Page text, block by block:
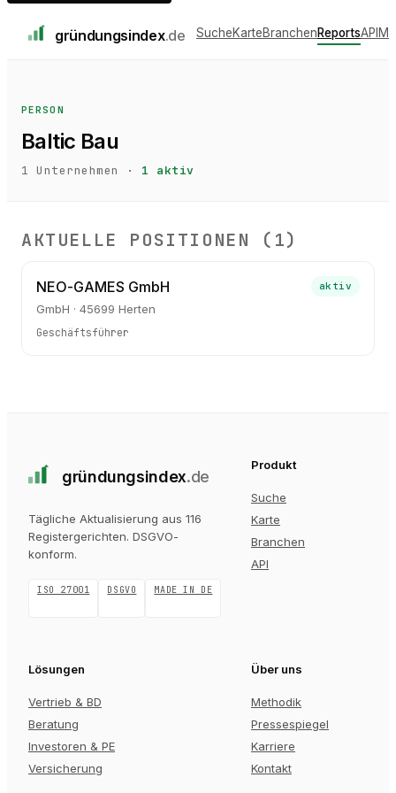
gründungsindex.de SucheKarteBranchenReportsAPI
PERSON
Baltic Bau
1 Unternehmen · 1 aktiv
AKTUELLE POSITIONEN ( 1)
NEO-GAMES GmbH
GmbH · 45699 Herten
aktiv
Geschäftsführer
gründungsindex.de
Tägliche Aktualisierung aus 116
Registergerichten. DSGVO-
konform.
ISO 27001 DSGVO MADE IN DE
Produkt
Suche
Karte
Branchen
API
Lösungen
Vertrieb & BD
Beratung
Investoren & PE
Versicherung
Über uns
Methodik
Pressespiegel
Karriere
Kontakt